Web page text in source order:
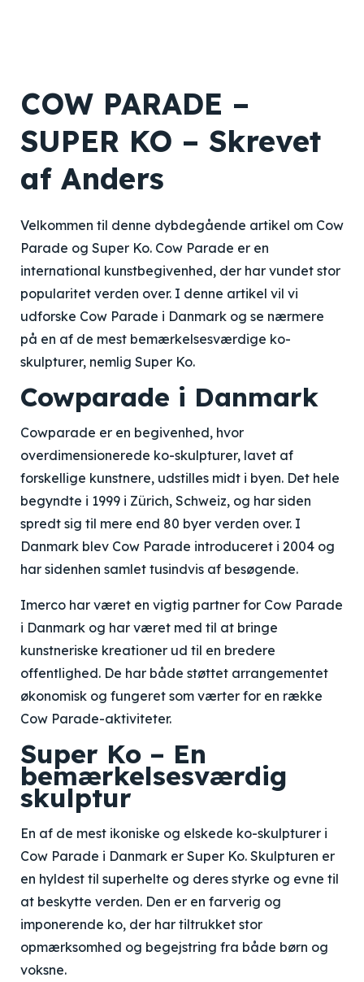
COW PARADE –
SUPER KO – Skrevet
af Anders
Velkommen til denne dybdegående artikel om Cow
Parade og Super Ko. Cow Parade er en
international kunstbegivenhed, der har vundet stor
popularitet verden over. I denne artikel vil vi
udforske Cow Parade i Danmark og se nærmere
på en af de mest bemærkelsesværdige ko-
skulpturer, nemlig Super Ko.
Cowparade i Danmark
Cowparade er en begivenhed, hvor
overdimensionerede ko-skulpturer, lavet af
forskellige kunstnere, udstilles midt i byen. Det hele
begyndte i 1999 i Zürich, Schweiz, og har siden
spredt sig til mere end 80 byer verden over. I
Danmark blev Cow Parade introduceret i 2004 og
har sidenhen samlet tusindvis af besøgende.
Imerco har været en vigtig partner for Cow Parade
i Danmark og har været med til at bringe
kunstneriske kreationer ud til en bredere
offentlighed. De har både støttet arrangementet
økonomisk og fungeret som værter for en række
Cow Parade-aktiviteter.
Super Ko – En
bemærkelsesværdig
skulptur
En af de mest ikoniske og elskede ko-skulpturer i
Cow Parade i Danmark er Super Ko. Skulpturen er
en hyldest til superhelte og deres styrke og evne til
at beskytte verden. Den er en farverig og
imponerende ko, der har tiltrukket stor
opmærksomhed og begejstring fra både børn og
voksne.